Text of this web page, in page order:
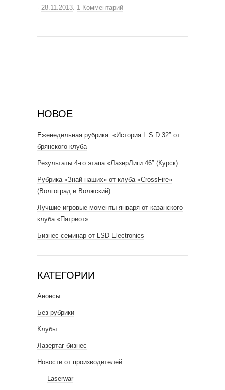
- 28.11.2013. 1 Комментарий
НОВОЕ
Еженедельная рубрика: «История L.S.D.32″ от
брянского клуба
Результаты 4-го этапа «ЛазерЛиги 46″ (Курск)
Рубрика «Знай наших» от клуба «CrossFire»
(Волгоград и Волжский)
Лучшие игровые моменты января от казанского
клуба «Патриот»
Бизнес-семинар от LSD Electronics
КАТЕГОРИИ
Анонсы
Без рубрики
Клубы
Лазертаг бизнес
Новости от производителей
Laserwar